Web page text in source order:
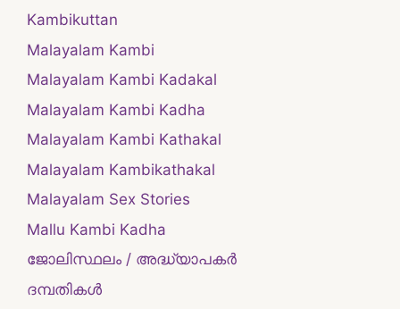
Kambikuttan
Malayalam Kambi
Malayalam Kambi Kadakal
Malayalam Kambi Kadha
Malayalam Kambi Kathakal
Malayalam Kambikathakal
Malayalam Sex Stories
Mallu Kambi Kadha
ജോലിസ്ഥലം / അദ്ധ്യാപകർ
ദമ്പതികള്‍